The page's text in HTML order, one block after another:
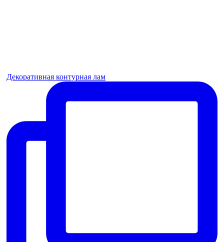
Декоративная контурная лам